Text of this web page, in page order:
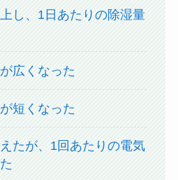
し、1日あたりの除湿量
広くなった
短くなった
たが、1回あたりの電気